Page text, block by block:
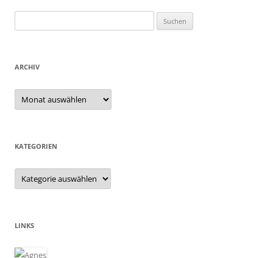
nach:
ARCHIV
Archiv
KATEGORIEN
Kategorien
LINKS